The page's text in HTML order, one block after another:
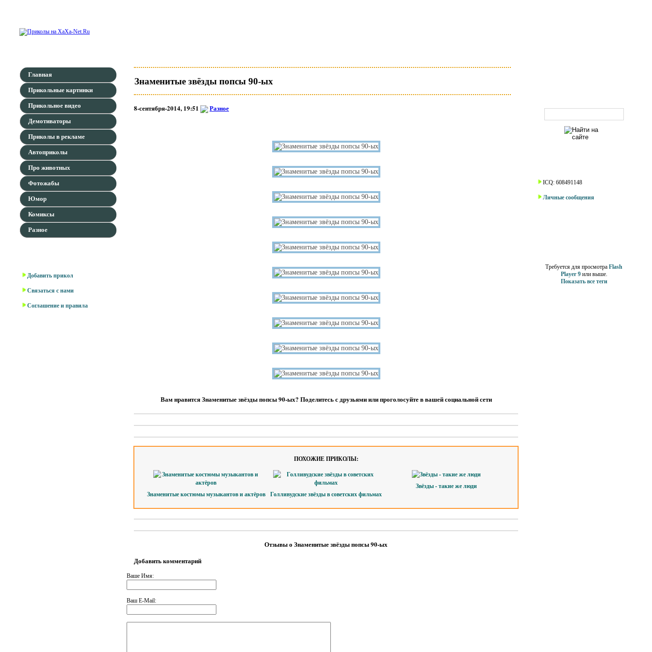
Главная
Прикольные картинки
Прикольное видео
Демотиваторы
Приколы в рекламе
Автоприколы
Про животных
Фотожабы
Юмор
Комиксы
Разное
Добавить прикол
Связаться с нами
Соглашение и правила
Знаменитые звёзды попсы 90-ых
8-сентября-2014, 19:51 Разное
Вам нравится Знаменитые звёзды попсы 90-ых? Поделитесь с друзьями или проголосуйте в вашей социальной сети
ПОХОЖИЕ ПРИКОЛЫ:
Знаменитые костюмы музыкантов и актёров Голливудские звёзды в советских фильмах
Звёзды - такие же люди
Отзывы о Знаменитые звёзды попсы 90-ых
Добавить комментарий
Ваше Имя:
Ваш E-Mail:
ICQ: 608491148
Личные сообщения
Требуется для просмотра Flash
Player 9или выше.
Показать все теги